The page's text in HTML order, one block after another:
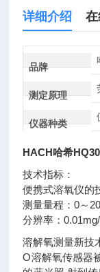
详细介绍
品牌
测定原理
仪器种类
HACH哈希
技术指标：
便携式溶氧仪的
测量量程：0～
分辨率：
溶解氧测量新技
O溶解氧传感器